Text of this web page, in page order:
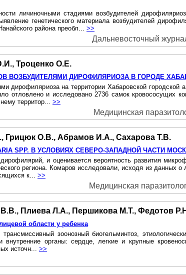
личиночными стадиями возбудителей
генетического материала возбудителей
района преобл... >>
Дальневосточный
Троценко О.Е.
ВОЗБУДИТЕЛЯМИ ДИРОФИЛЯРИОЗА B ГОРОДЕ
дирофиляриоза на территории Хабаровской
отловлено и исследовано 2736 самок
территор... >>
Медицинская
Грицюк О.В., Абрамов И.А., Сахарова Т.В.
SPP. В УСЛОВИЯХ СЕВЕРО-ЗАПАДНОЙ ЧАСТИ
и оценивается вероятность развития
региона. Комаров исследовали, исходя из данных
к... >>
Медицинская
Плиева Л.А., Першикова М.Т., Федотов
области у ребенка
зоонозный биогельминтоз,
органы: сердце, легкие и крупные
источн... >>